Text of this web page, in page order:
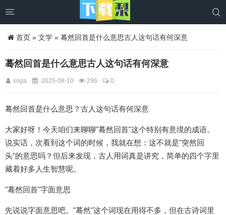
 
首页 » 文学 » 蓦然回首是什么意思古人这句话有何深意
蓦然回首是什么意思古人这句话有何深意
soga 2025-08-10 296 0
蓦然回首是什么意思？古人这句话有何深意
大家好呀！今天咱们来聊聊"蓦然回首"这个特别有意境的成语。
说实话，次看到这个词的时候，我就在想：这不就是"突然回
头"的意思吗？但后来发现，古人用词真是讲究，简单的四个字里
藏着好多人生智慧呢。
"蓦然回首"字面意思
先说说字面意思吧。"蓦然"这个词现在用得不多，但在古诗词里